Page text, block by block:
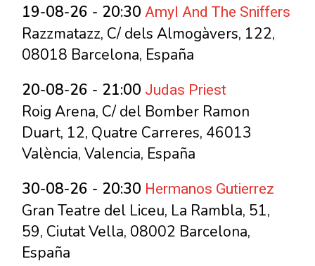
19-08-26 - 20:30 Amyl And The Sniffers
Razzmatazz, C/ dels Almogàvers, 122,
08018 Barcelona, España
20-08-26 - 21:00 Judas Priest
Roig Arena, C/ del Bomber Ramon
Duart, 12, Quatre Carreres, 46013
València, Valencia, España
30-08-26 - 20:30 Hermanos Gutierrez
Gran Teatre del Liceu, La Rambla, 51,
59, Ciutat Vella, 08002 Barcelona,
España